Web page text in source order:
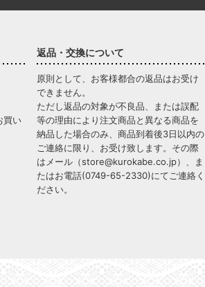
買い
返品・交換について
原則として、お客様都合の返品はお受け
できません。
ただし返品の対象が不良品、または誤配
等の理由により注文商品と異なる商品を
納品した場合のみ、商品到着後3日以内の
ご連絡に限り、お受け致します。その際
はメール（store@kurokabe.co.jp）、ま
たはお電話(0749-65-2330)にてご連絡く
ださい。